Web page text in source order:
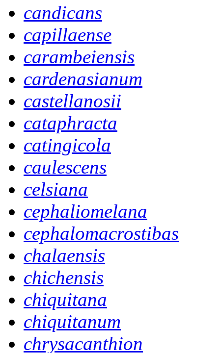
candicans
capillaense
carambeiensis
cardenasianum
castellanosii
cataphracta
catingicola
caulescens
celsiana
cephaliomelana
cephalomacrostibas
chalaensis
chichensis
chiquitana
chiquitanum
chrysacanthion